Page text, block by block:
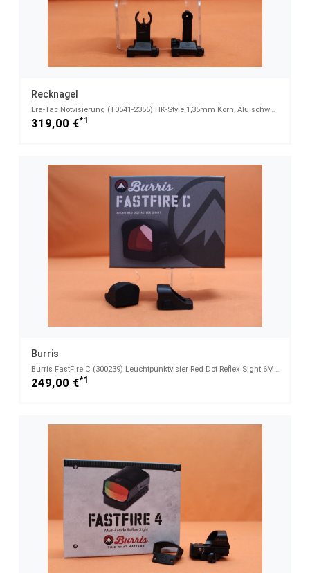
Recknagel
Era-Tac Notvisierung (T0541-2355) HK-Style 1,35mm Korn, Alu schwarz f. Picatinnyprofil, m. Klappkorn
319,00 €*1
Burris
Burris FastFire C (300239) Leuchtpunktvisier Red Dot Reflex Sight 6MOA Dot SUPERLEICHT nur ca. 12,5g
249,00 €*1